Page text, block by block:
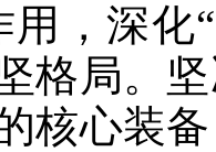
用，深化
格局。
核心装